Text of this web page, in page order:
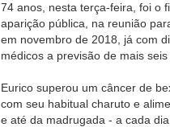
74 anos, nesta terça-feira, foi o
aparição pública, na reunião
em novembro de 2018, já com
médicos a previsão de mais
Eurico superou um câncer de
com seu habitual charuto e
e até da madrugada - a cada